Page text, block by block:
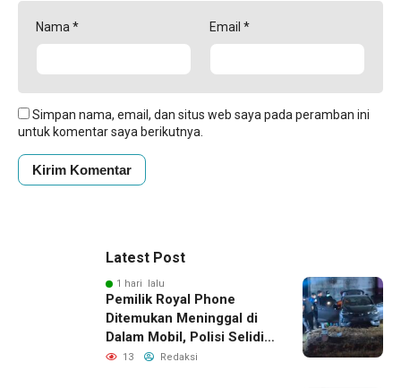
Nama* Email *
Simpan nama, email, dan situs web saya pada peramban ini
untuk komentar saya berikutnya.
Latest Post
1 hari lalu
Pemilik Royal Phone
Ditemukan Meninggal di
Dalam Mobil, Polisi Selidiki
Dugaan Keterkaitan
13 Redaksi